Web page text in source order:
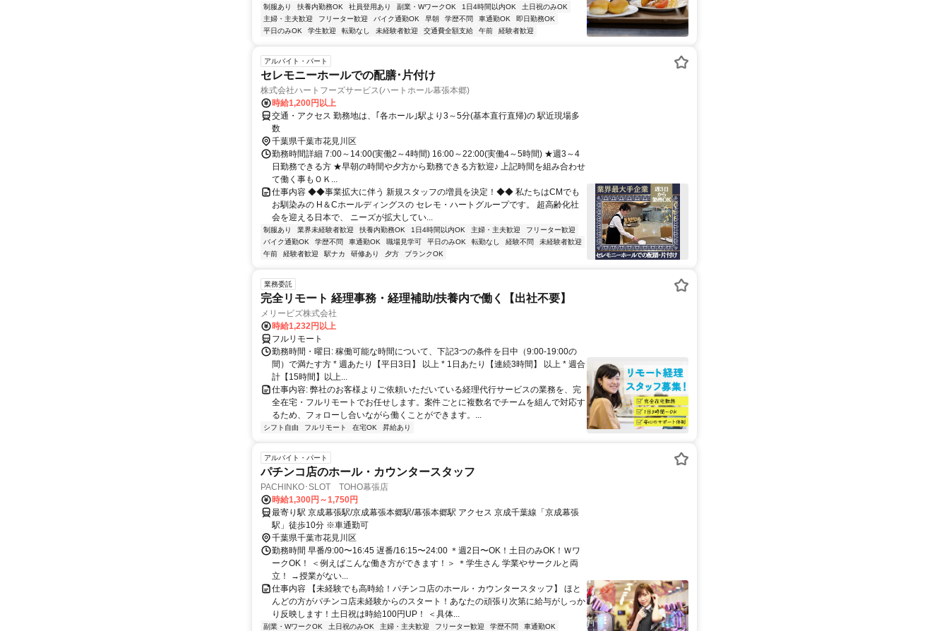
制服あり 扶養内勤務OK 社員登用あり 副業・WワークOK 1日4時間以内OK
土日祝のみOK
主婦・主夫歓迎
フリーター歓迎 バイク通勤OK 早朝 学歴不問 車通勤OK
即日勤務OK
平日のみOK
学生歓迎 転勤なし 未経験者歓迎 交通費全額支給 午前 経験者歓迎
アルバイト・パート
セレモニーホールでの配膳･片付け
株式会社ハートフーズサービス(ハートホール幕張本郷)
時給1,200円以上
交通・アクセス 勤務地は、｢各ホール｣駅より3～5分(基本直行直帰)の 駅近現場多
数
千葉県千葉市花見川区
勤務時間詳細 7:00～14:00(実働2～4時間) 16:00～22:00(実働4～5時間) ★週3～4
日勤務できる方 ★早朝の時間や夕方から勤務できる方歓迎♪ 上記時間を組み合わせ
て働く事もＯＫ...
仕事内容 ◆◆事業拡大に伴う 新規スタッフの増員を決定！◆◆ 私たちはCMでも
お馴染みの H＆Cホールディングスの セレモ・ハートグループです。 超高齢化社
会を迎える日本で、 ニーズが拡大してい...
制服あり 業界未経験者歓迎 扶養内勤務OK 1日4時間以内OK 主婦・主夫歓迎
フリーター歓迎
バイク通勤OK
学歴不問 車通勤OK 職場見学可 平日のみOK 転勤なし 経験不問
未経験者歓迎
午前
経験者歓迎 駅ナカ 研修あり 夕方 ブランクOK
業務委託
完全リモート 経理事務・経理補助/扶養内で働く【出社不要】
メリービズ株式会社
時給1,232円以上
フルリモート
勤務時間・曜日: 稼働可能な時間について、下記3つの条件を日中（9:00-19:00の
間）で満たす方 * 週あたり【平日3日】 以上 * 1日あたり【連続3時間】 以上 * 週合
計【15時間】以上...
仕事内容: 弊社のお客様よりご依頼いただいている経理代行サービスの業務を、完
全在宅・フルリモートでお任せします。案件ごとに複数名でチームを組んで対応す
るため、フォローし合いながら働くことができます。...
シフト自由 フルリモート 在宅OK 昇給あり
アルバイト・パート
パチンコ店のホール・カウンタースタッフ
PACHINKO･SLOT TOHO幕張店
時給1,300円～1,750円
最寄り駅 京成幕張駅/京成幕張本郷駅/幕張本郷駅 アクセス 京成千葉線「京成幕張
駅」徒歩10分 ※車通勤可
千葉県千葉市花見川区
勤務時間 早番/9:00〜16:45 遅番/16:15〜24:00 ＊週2日〜OK！土日のみOK！Ｗワ
ークOK！ ＜例えばこんな働き方ができます！＞ ＊学生さん 学業やサークルと両
立！ →授業がない...
仕事内容 【未経験でも高時給！パチンコ店のホール・カウンタースタッフ】 ほと
んどの方がパチンコ店未経験からのスタート！あなたの頑張り次第に給与がしっか
り反映します！土日祝は時給100円UP！ ＜具体...
副業・WワークOK 土日祝のみOK 主婦・主夫歓迎 フリーター歓迎 学歴不問
車通勤OK